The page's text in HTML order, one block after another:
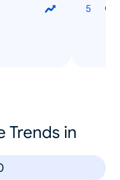
Trends in